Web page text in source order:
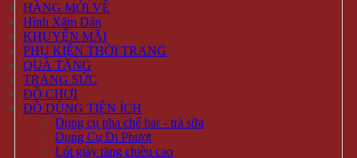
HÀNG MỚI VỀ
Hình Xăm Dán
KHUYẾN MÃI
PHỤ KIỆN THỜI TRANG
QUÀ TẶNG
TRANG SỨC
ĐỒ CHƠI
ĐỒ DÙNG TIỆN ÍCH
Dụng cụ pha chế bar - trà sữa
Dụng Cụ Đi Phượt
Lót giày tăng chiều cao